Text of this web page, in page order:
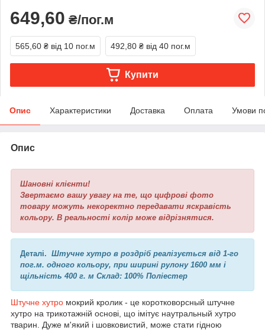
649,60 ₴/пог.м
565,60 ₴ від 10 пог.м 492,80 ₴ від 40 пог.м
Купити
Опис Характеристики Доставка Оплата Умови
Опис
Шановні клієнти!
Звертаємо вашу увагу на те, що цифрові фото
товару можуть некоректно передавати яскравість
кольору. В реальності колір може відрізнятися.
Деталі. Штучне хутро в роздріб реалізується від 1-го
пог.м. одного кольору, при ширині рулону 1600 мм і
щільність 400 г. м Склад: 100% Поліестер
Штучне хутро мокрий кролик - це коротковорсный штучне
хутро на трикотажній основі, що імітує наутральный хутро
тварин. Дуже м'який і шовковистий, може стати гідною